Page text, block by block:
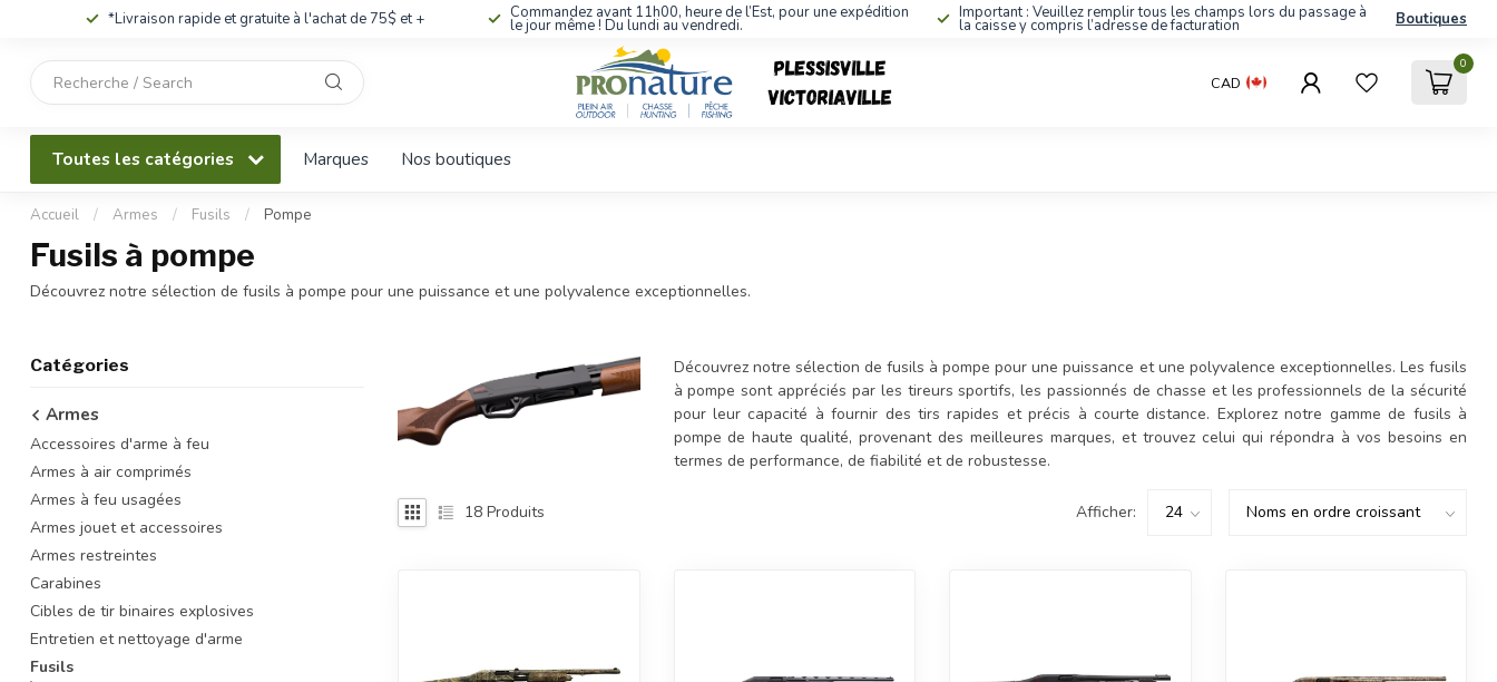
*Livraison rapide et gratuite à l'achat de 75$ et + Commandez avant 11h00, heure de l’Est, pour une expédition
le jour même ! Du lundi au vendredi.
Important : Veuillez remplir tous les champs lors du passage à
la caisse y compris l’adresse de facturation Boutiques
et
disponible.
accéder
recherche
CAD
0
Toutes les catégories Marques Nos boutiques
Accueil / Armes / Fusils / Pompe
Fusils à pompe
Découvrez notre sélection de fusils à pompe pour une puissance et une polyvalence exceptionnelles.
Catégories
Armes
Accessoires d'arme à feu
Armes à air comprimés
Armes à feu usagées
Armes jouet et accessoires
Armes restreintes
Carabines
Cibles de tir binaires explosives
Entretien et nettoyage d'arme
Fusils
Découvrez notre sélection de fusils à pompe pour une puissance et une polyvalence exceptionnelles. Les fusils
à pompe sont appréciés par les tireurs sportifs, les passionnés de chasse et les professionnels de la sécurité
pour leur capacité à fournir des tirs rapides et précis à courte distance. Explorez notre gamme de fusils à
pompe de haute qualité, provenant des meilleures marques, et trouvez celui qui répondra à vos besoins en
termes de performance, de fiabilité et de robustesse.
18 Produits Afficher: